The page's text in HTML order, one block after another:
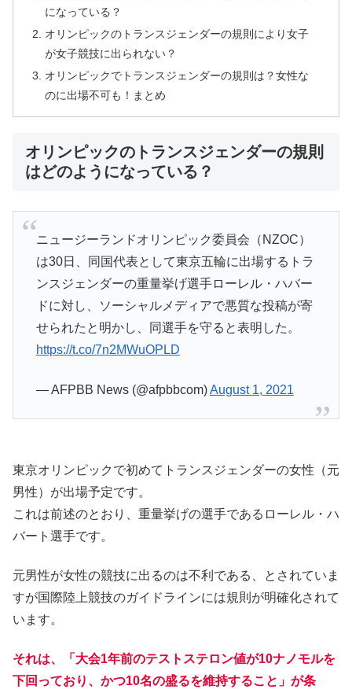
になっている？
オリンピックのトランスジェンダーの規則により女子
が女子競技に出られない？
オリンピックでトランスジェンダーの規則は？女性な
のに出場不可も！まとめ
オリンピックのトランスジェンダーの規則
はどのようになっている？
ニュージーランドオリンピック委員会（NZOC）
は30日、同国代表として東京五輪に出場するトラ
ンスジェンダーの重量挙げ選手ローレル・ハバー
ドに対し、ソーシャルメディアで悪質な投稿が寄
せられたと明かし、同選手を守ると表明した。
https://t.co/7n2MWuOPLD
— AFPBB News (@afpbbcom)August 1, 2021
東京オリンピックで初めてトランスジェンダーの女性（元
男性）が出場予定です。
これは前述のとおり、重量挙げの選手であるローレル・ハ
バート選手です。
元男性が女性の競技に出るのは不利である、とされていま
すが国際陸上競技のガイドラインには規則が明確化されて
います。
それは、「大会1年前のテストステロン値が10ナノモルを
下回っており、かつ10名の盛るを維持すること」が条